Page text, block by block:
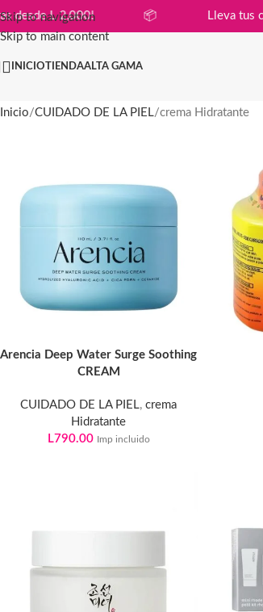
Skip to navigation
Skip to main content
desde L 2,000!
INICIOTIENDAALTA GAMA
Inicio CUIDADO DE LA PIEL crema Hidratante
Arencia Deep Water Surge Soothing
CREAM
CUIDADO DE LA PIEL,crema
Hidratante
L790.00 Imp incluido